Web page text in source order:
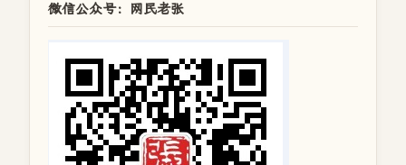
微信公众号：网民老张